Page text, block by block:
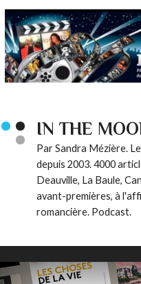
IN THE
Par Sandra Mézière.
depuis 2003. 4000
Deauville, La Baule,
avant-premières, à
romancière. Podcast.